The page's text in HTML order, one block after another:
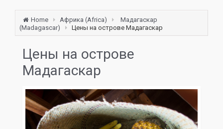
Home Африка (Africa)
Мадагаскар
(Madagascar)
Цены на острове Мадагаскар
Цены на острове
Мадагаскар